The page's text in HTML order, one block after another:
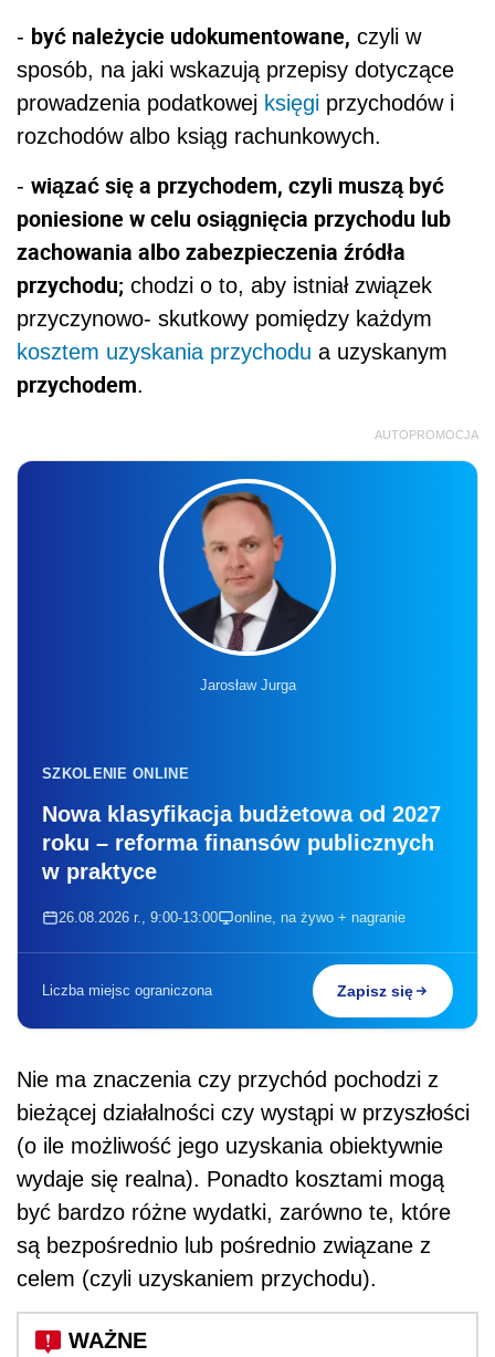
- być należycie udokumentowane, czyli w
sposób, na jaki wskazują przepisy dotyczące
prowadzenia podatkowej księgi przychodów i
rozchodów albo ksiąg rachunkowych.
- wiązać się a przychodem, czyli muszą być
poniesione w celu osiągnięcia przychodu lub
zachowania albo zabezpieczenia źródła
przychodu; chodzi o to, aby istniał związek
przyczynowo- skutkowy pomiędzy każdym
kosztem uzyskania przychodu a uzyskanym
przychodem.
AUTOPROMOCJA
Jarosław Jurga
SZKOLENIE ONLINE
Nowa klasyfikacja budżetowa od 2027
roku – reforma finansów publicznych
w praktyce
26.08.2026 r., 9:00-13:00 online, na żywo + nagranie
Liczba miejsc ograniczona Zapisz się
Nie ma znaczenia czy przychód pochodzi z
bieżącej działalności czy wystąpi w przyszłości
(o ile możliwość jego uzyskania obiektywnie
wydaje się realna). Ponadto kosztami mogą
być bardzo różne wydatki, zarówno te, które
są bezpośrednio lub pośrednio związane z
celem (czyli uzyskaniem przychodu).